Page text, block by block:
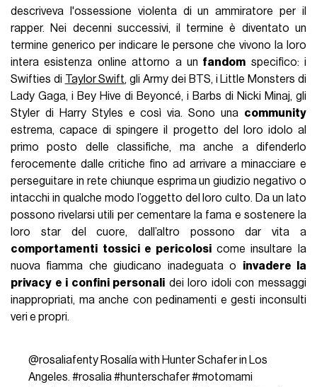
descriveva l'ossessione violenta di un ammiratore per il
rapper. Nei decenni successivi, il termine è diventato un
termine generico per indicare le persone che vivono la loro
intera esistenza online attorno a un fandom specifico: i
Swifties di Taylor Swift, gli Army dei BTS, i Little Monsters di
Lady Gaga, i Bey Hive di Beyoncé, i Barbs di Nicki Minaj, gli
Styler di Harry Styles e così via. Sono una community
estrema, capace di spingere il progetto del loro idolo al
primo posto delle classifiche, ma anche a difenderlo
ferocemente dalle critiche fino ad arrivare a minacciare e
perseguitare in rete chiunque esprima un giudizio negativo o
intacchi in qualche modo l’oggetto del loro culto. Da un lato
possono rivelarsi utili per cementare la fama e sostenere la
loro star del cuore, dall’altro possono dar vita a
comportamenti tossici e pericolosicome insultare la
nuova fiamma che giudicano inadeguata o invadere la
privacy e i confini personali dei loro idoli con messaggi
inappropriati, ma anche con pedinamenti e gesti inconsulti
veri e propri.
@rosaliafentyRosalía with Hunter Schafer in Los
Angeles. #rosalia#hunterschafer#motomami